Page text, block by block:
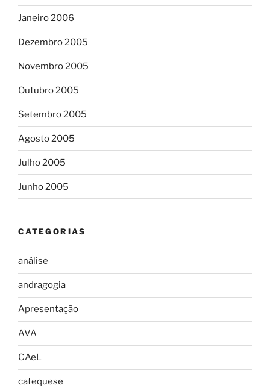
Janeiro 2006
Dezembro 2005
Novembro 2005
Outubro 2005
Setembro 2005
Agosto 2005
Julho 2005
Junho 2005
CATEGORIAS
análise
andragogia
Apresentação
AVA
CAeL
catequese